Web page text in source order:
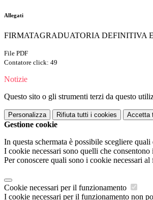
Allegati
FIRMATAGRADUATORIA DEFINITIVA
File PDF
Contatore click: 49
Notizie
Questo sito o gli strumenti terzi da questo
Personalizza Rifiuta tutti i cookies Accetta
Gestione cookie
In questa schermata è possibile scegliere
I cookie necessari sono quelli che
Per conoscere quali sono i cookie necessari
Cookie necessari per il funzionamento
I cookie necessari per il funzionamento non